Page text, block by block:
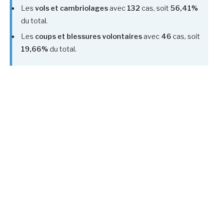
Les vols et cambriolagesavec 132 cas, soit 56,41%
du total.
Les coups et blessures volontairesavec 46 cas, soit
19,66% du total.